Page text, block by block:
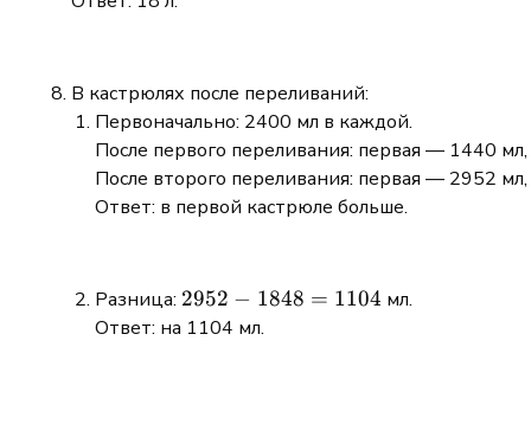
\frac{5}
{6}x
{9}x
\Rightarrow
x = 18
В кастрюлях после переливаний:
Первоначально: 2400 мл в каждой.
После первого переливания: первая — 1440
После второго переливания: первая — 2952
Ответ: в первой кастрюле больше.
Разница: 2952
2952 − 1848 = 1104 мл.
Ответ: на 1104 мл.